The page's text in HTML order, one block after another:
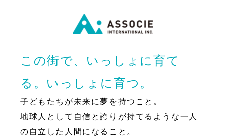
この街で、いっしょに育て
る。いっしょに育つ。
子どもたちが未来に夢を持つこと。
地球人として自信と誇りが持てるような一人
の自立した人間になること。